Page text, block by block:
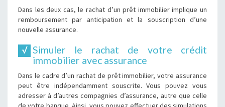
Dans les deux cas, le rachat d’un prêt immobilier implique un
remboursement par anticipation et la souscription d’une
nouvelle assurance.
Simuler le rachat de votre crédit
immobilier avec assurance
Dans le cadre d’un rachat de prêt immobilier, votre assurance
peut être indépendamment souscrite. Vous pouvez vous
adresser à d’autres compagnies d’assurance, autre que celle